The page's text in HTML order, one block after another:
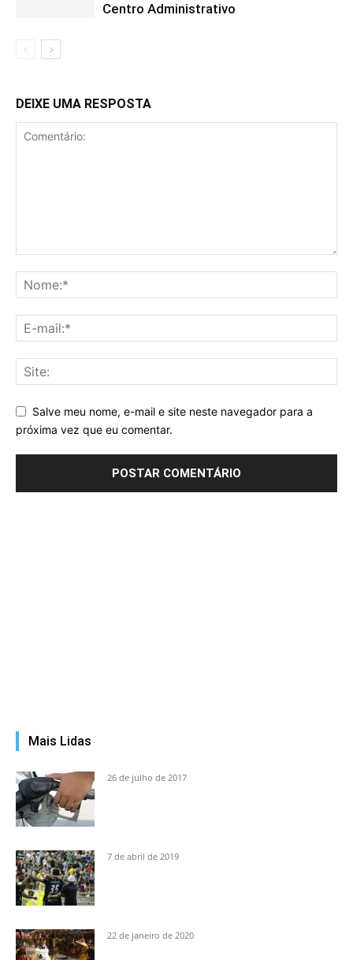
Centro Administrativo
DEIXE UMA RESPOSTA
Salve meu nome, e-mail e site neste navegador para a
próxima vez que eu comentar.
Mais Lidas
26 de julho de 2017
7 de abril de 2019
22 de janeiro de 2020